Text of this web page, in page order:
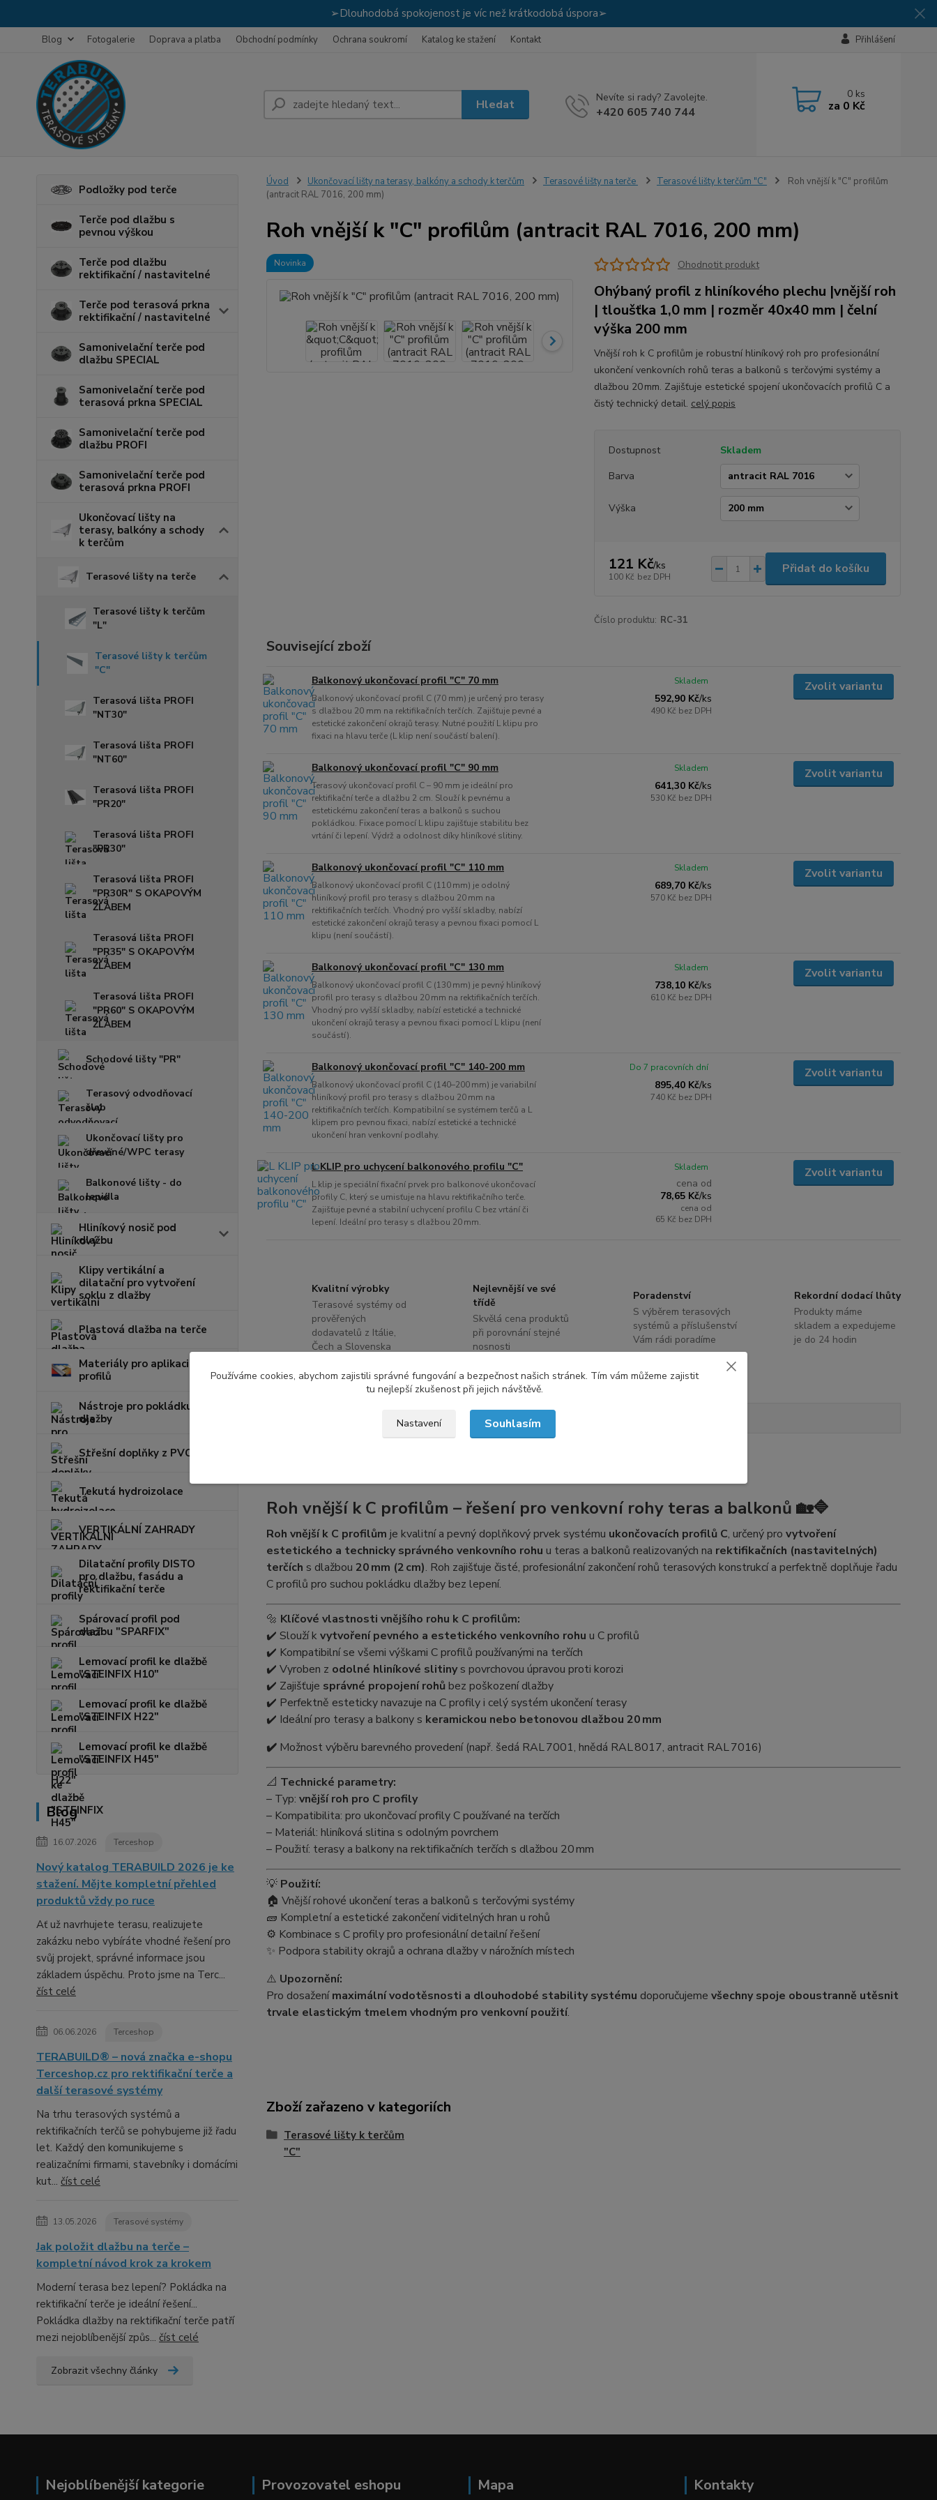
➢Dlouhodobá spokojenost je víc než krátkodobá úspora➢
Blog Fotogalerie Doprava a platba Obchodní podmínky Ochrana soukromí Katalog ke stažení Kontakt Přihlášení
Hledat Nevíte si rady? Zavolejte.
+420 605 740 744
0 ks
za 0 Kč
Podložky pod terče
Terče pod dlažbu s
pevnou výškou
Terče pod dlažbu
rektifikační / nastavitelné
Terče pod terasová prkna
rektifikační / nastavitelné
Samonivelační terče pod
dlažbu SPECIAL
Samonivelační terče pod
terasová prkna SPECIAL
Samonivelační terče pod
dlažbu PROFI
Samonivelační terče pod
terasová prkna PROFI
Ukončovací lišty na
terasy, balkóny a schody
k terčům
Terasové lišty na terče
Terasové lišty k terčům
"L"
Terasové lišty k terčům
"C"
Terasová lišta PROFI
"NT30"
Terasová lišta PROFI
"NT60"
Terasová lišta PROFI
"PR20"
Terasová lišta PROFI
"PR30"
Terasová lišta PROFI
"PR30R" S OKAPOVÝM
ŽLABEM
Terasová lišta PROFI
"PR35" S OKAPOVÝM
ŽLABEM
Terasová lišta PROFI
"PR60" S OKAPOVÝM
ŽLABEM
Schodové lišty "PR"
Terasový odvodňovací
žlab
Ukončovací lišty pro
dřevěné/WPC terasy
Balkonové lišty - do
lepidla
Hliníkový nosič pod
dlažbu
Klipy vertikální a
dilatační pro vytvoření
soklu z dlažby
Plastová dlažba na terče
Materiály pro aplikaci
profilů
Nástroje pro pokládku
dlažby
Střešní doplňky z PVC
Tekutá hydroizolace
VERTIKÁLNÍ ZAHRADY
Dilatační profily DISTO
pro dlažbu, fasádu a
rektifikační terče
Spárovací profil pod
dlažbu "SPARFIX"
Lemovací profil ke dlažbě
"STEINFIX H10"
Lemovací profil ke dlažbě
"STEINFIX H22"
Lemovací profil ke dlažbě
"STEINFIX H45"
Blog
16.07.2026 Terceshop
Nový katalog TERABUILD 2026 je ke
stažení. Mějte kompletní přehled
produktů vždy po ruce
Ať už navrhujete terasu, realizujete
zakázku nebo vybíráte vhodné řešení pro
svůj projekt, správné informace jsou
základem úspěchu. Proto jsme na Terc...
číst celé
06.06.2026 Terceshop
TERABUILD® – nová značka e-shopu
Terceshop.cz pro rektifikační terče a
další terasové systémy
Na trhu terasových systémů a
rektifikačních terčů se pohybujeme již řadu
let. Každý den komunikujeme s
realizačními firmami, stavebníky i domácími
kut... číst celé
13.05.2026 Terasové systémy
Jak položit dlažbu na terče –
kompletní návod krok za krokem
Moderní terasa bez lepení? Pokládka na
rektifikační terče je ideální řešení...
Pokládka dlažby na rektifikační terče patří
mezi nejoblíbenější způs... číst celé
Zobrazit všechny články
Úvod Ukončovací lišty na terasy, balkóny a schody k terčům Terasové lišty na terče Terasové lišty k terčům "C"
Roh vnější k "C" profilům
(antracit RAL 7016, 200 mm)
Roh vnější k "C" profilům (antracit RAL 7016, 200 mm)
Novinka Ohodnotit produkt
Ohýbaný profil z hliníkového plechu |vnější roh
| tloušťka 1,0 mm | rozměr 40x40 mm | čelní
výška 200 mm
Vnější roh k C profilům je robustní hliníkový roh pro profesionální
ukončení venkovních rohů teras a balkonů s terčovými systémy a
dlažbou 20 mm. Zajišťuje estetické spojení ukončovacích profilů C a
čistý technický detail. celý popis
Dostupnost
Skladem
Barva
Výška
121 Kč/ks
100 Kč bez DPH
Přidat do košíku
Číslo produktu: RC-31
Související zboží
Balkonový ukončovací profil "C" 70 mm
Balkonový ukončovací profil C (70 mm) je určený pro terasy
s dlažbou 20 mm na rektifikačních terčích. Zajišťuje pevné a
estetické zakončení okrajů terasy. Nutné použití L klipu pro
fixaci na hlavu terče (L klip není součástí balení).
592,90 Kč/ks
490 Kč bez DPH
Skladem Zvolit variantu
Balkonový ukončovací profil "C" 90 mm
Terasový ukončovací profil C – 90 mm je ideální pro
rektifikační terče a dlažbu 2 cm. Slouží k pevnému a
estetickému zakončení teras a balkonů s suchou
pokládkou. Fixace pomocí L klipu zajišťuje stabilitu bez
vrtání či lepení. Výdrž a odolnost díky hliníkové slitiny.
641,30 Kč/ks
530 Kč bez DPH
Skladem Zvolit variantu
Balkonový ukončovací profil "C" 110 mm
Balkonový ukončovací profil C (110 mm) je odolný
hliníkový profil pro terasy s dlažbou 20 mm na
rektifikačních terčích. Vhodný pro vyšší skladby, nabízí
estetické zakončení okrajů terasy a pevnou fixaci pomocí L
klipu (není součástí).
689,70 Kč/ks
570 Kč bez DPH
Skladem Zvolit variantu
Balkonový ukončovací profil "C" 130 mm
Balkonový ukončovací profil C (130 mm) je pevný hliníkový
profil pro terasy s dlažbou 20 mm na rektifikačních terčích.
Vhodný pro vyšší skladby, nabízí estetické a technické
ukončení okrajů terasy a pevnou fixaci pomocí L klipu (není
součástí).
738,10 Kč/ks
610 Kč bez DPH
Skladem Zvolit variantu
Balkonový ukončovací profil "C" 140-200 mm
Balkonový ukončovací profil C (140–200 mm) je variabilní
hliníkový profil pro terasy s dlažbou 20 mm na
rektifikačních terčích. Kompatibilní se systémem terčů a L
klipem pro pevnou fixaci, nabízí estetické a technické
ukončení hran venkovní podlahy.
895,40 Kč/ks
740 Kč bez DPH
Do 7 pracovních dní Zvolit variantu
L KLIP pro uchycení balkonového profilu "C"
L klip je speciální fixační prvek pro balkonové ukončovací
profily C, který se umisťuje na hlavu rektifikačního terče.
Zajišťuje pevné a stabilní uchycení profilu C bez vrtání či
lepení. Ideální pro terasy s dlažbou 20 mm.
cena od
78,65 Kč/ks
cena od
65 Kč bez DPH
Skladem Zvolit variantu
Kvalitní výrobky
Terasové systémy od
prověřených
dodavatelů z Itálie,
Čech a Slovenska
Nejlevnější ve své
třídě
Skvělá cena produktů
při porovnání stejné
nosnosti
Poradenství
S výběrem terasových
systémů a příslušenství
Vám rádi poradíme
Rekordní dodací lhůty
Produkty máme
skladem a expedujeme
je do 24 hodin
Roh vnější k C profilům – řešení pro venkovní rohy teras a balkonů 🏡🔷
Roh vnější k C profilům je kvalitní a pevný doplňkový prvek systému ukončovacích profilů C, určený pro vytvoření
estetického a technicky správného venkovního rohu u teras a balkonů realizovaných na rektifikačních (nastavitelných)
terčích s dlažbou 20 mm (2 cm). Roh zajišťuje čisté, profesionální zakončení rohů terasových konstrukcí a perfektně doplňuje řadu
C profilů pro suchou pokládku dlažby bez lepení.
🔩 Klíčové vlastnosti vnějšího rohu k C profilům:
✔️ Slouží k vytvoření pevného a estetického venkovního rohu u C profilů
✔️ Kompatibilní se všemi výškami C profilů používanými na terčích
✔️ Vyroben z odolné hliníkové slitinys povrchovou úpravou proti korozi
✔️ Zajišťuje správné propojení rohů bez poškození dlažby
✔️ Perfektně esteticky navazuje na C profily i celý systém ukončení terasy
✔️ Ideální pro terasy a balkony s keramickou nebo betonovou dlažbou 20 mm
✔️ Možnost výběru barevného provedení (např. šedá RAL 7001, hnědá RAL 8017, antracit RAL 7016)
📐 Technické parametry:
– Typ: vnější roh pro C profily
– Kompatibilita: pro ukončovací profily C používané na terčích
– Materiál: hliníková slitina s odolným povrchem
– Použití: terasy a balkony na rektifikačních terčích s dlažbou 20 mm
💡 Použití:
🏠 Vnější rohové ukončení teras a balkonů s terčovými systémy
🧱 Kompletní a estetické zakončení viditelných hran u rohů
⚙️ Kombinace s C profily pro profesionální detailní řešení
✨ Podpora stability okrajů a ochrana dlažby v nárožních místech
⚠️ Upozornění:
Pro dosaženímaximální vodotěsnosti a dlouhodobé stability systému doporučujeme všechny spoje oboustranně utěsnit
trvale elastickým tmelem vhodným pro venkovní použití.
Zboží zařazeno v kategoriích
Terasové lišty k terčům
"C"
Nejoblíbenější kategorie Provozovatel eshopu Mapa Kontakty
Používáme cookies, abychom zajistili správné fungování a bezpečnost našich stránek. Tím vám můžeme zajistit
tu nejlepší zkušenost při jejich návštěvě.
Nastavení Souhlasím